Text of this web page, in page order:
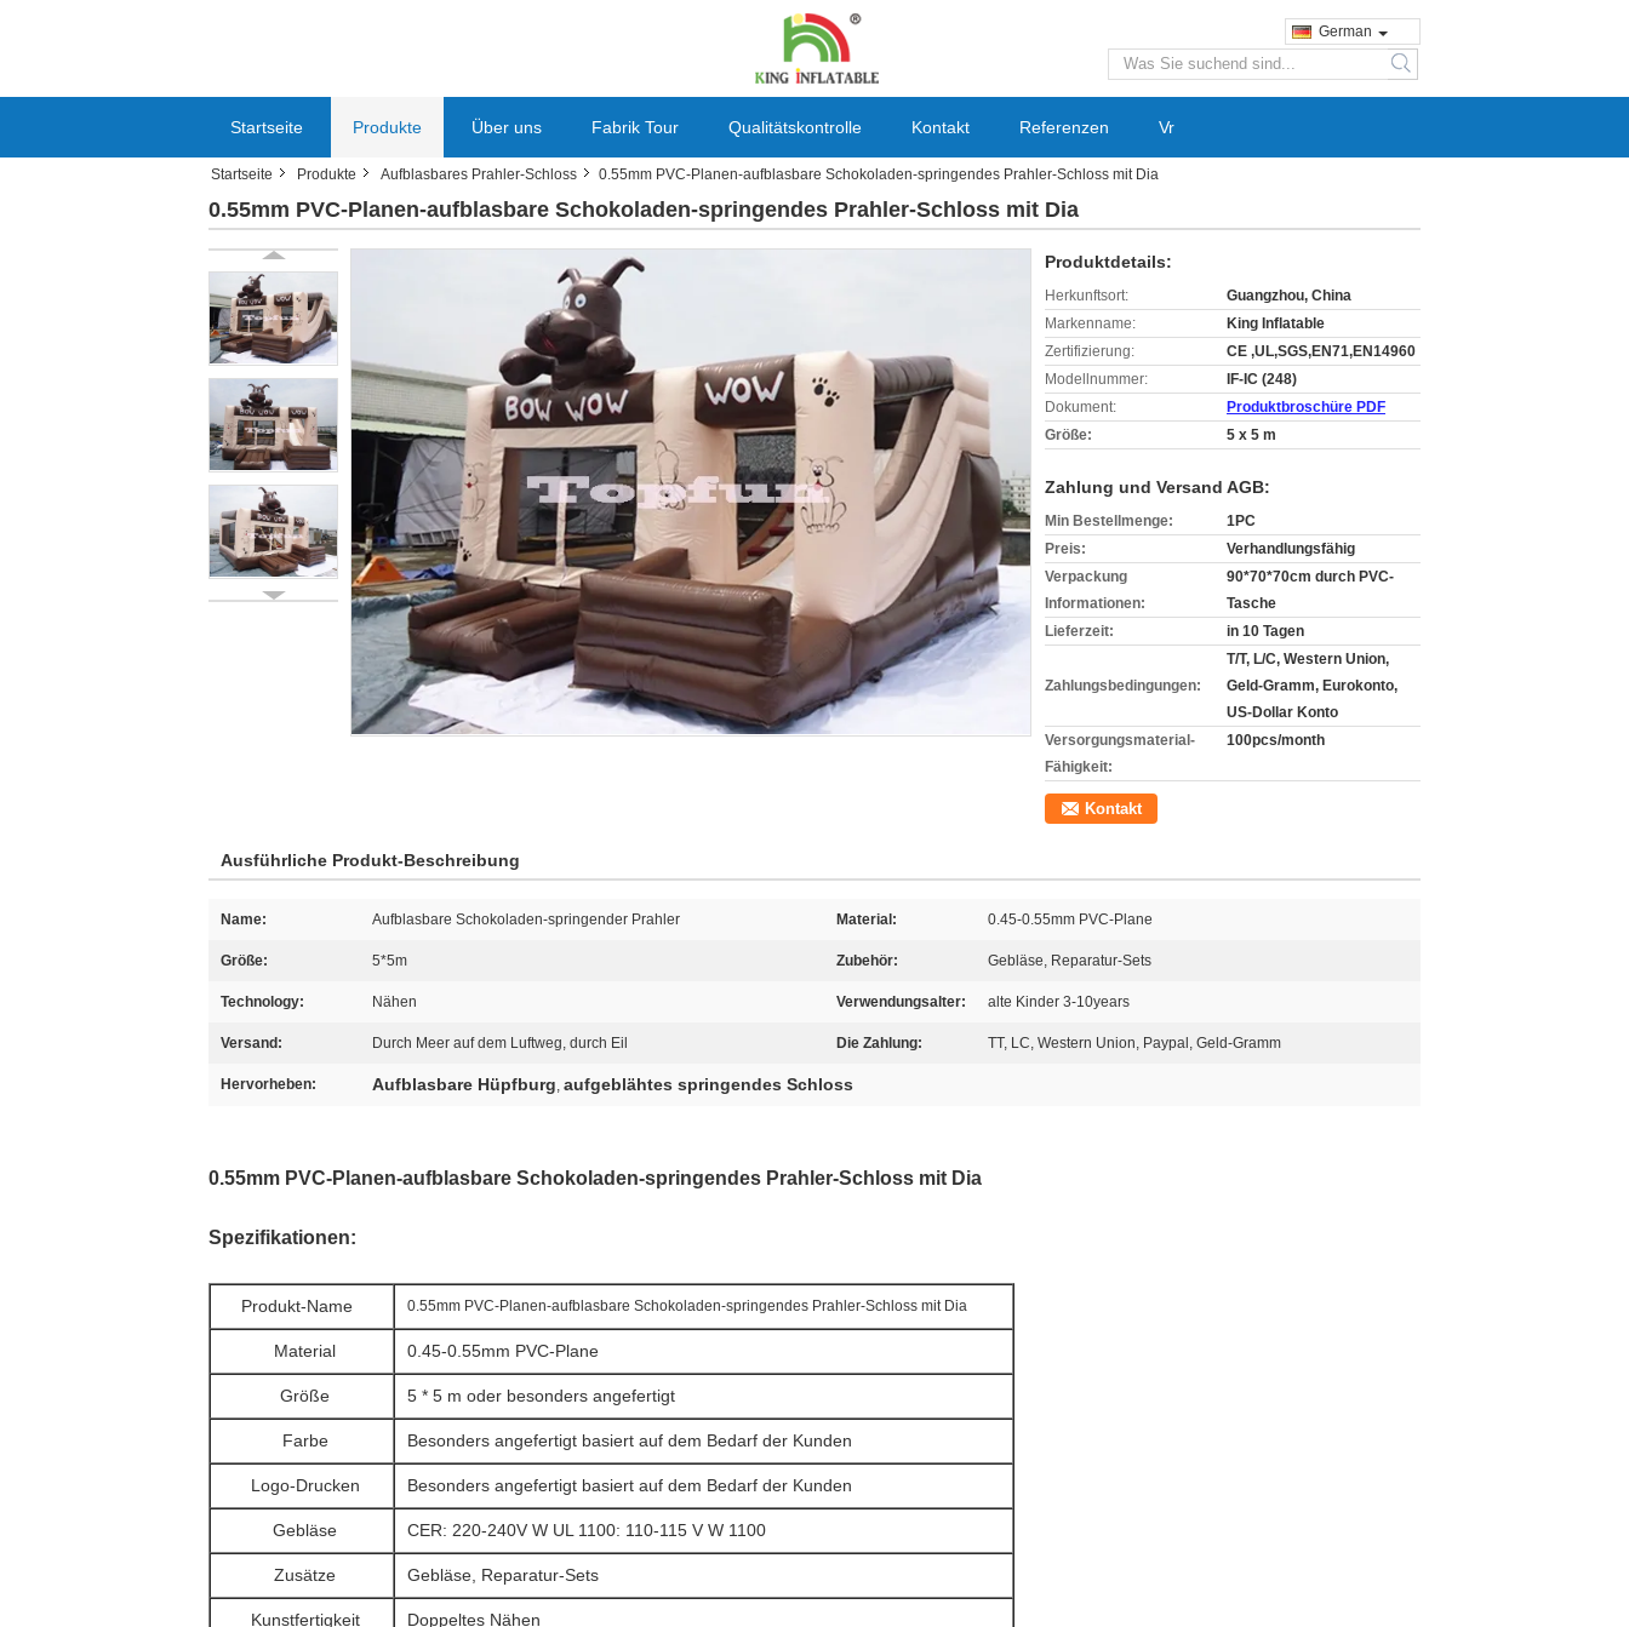
German
search
Startseite Produkte Über uns Fabrik Tour Qualitätskontrolle Kontakt Referenzen Vr
Startseite Produkte Aufblasbares Prahler-Schloss 0.55mm PVC-Planen-aufblasbare Schokoladen-springendes Prahler-Schloss mit Dia
0.55mm PVC-Planen-aufblasbare Schokoladen-springendes Prahler-Schloss mit Dia
Produktdetails:
Herkunftsort:
Guangzhou, China
Markenname:
King Inflatable
Zertifizierung:
CE ,UL,SGS,EN71,EN14960
Modellnummer:
IF-IC (248)
Dokument:
Produktbroschüre PDF
Größe:
5 x 5 m
Zahlung und Versand AGB:
Min Bestellmenge:
1PC
Preis:
Verhandlungsfähig
Verpackung
Informationen:
90*70*70cm durch PVC-
Tasche
Lieferzeit:
in 10 Tagen
Zahlungsbedingungen:
T/T, L/C, Western Union,
Geld-Gramm, Eurokonto,
US-Dollar Konto
Versorgungsmaterial-
Fähigkeit:
100pcs/month
Kontakt
Ausführliche Produkt-Beschreibung
Name: Aufblasbare Schokoladen-springender Prahler Material: 0.45-0.55mm PVC-Plane
Größe: 5*5m Zubehör: Gebläse, Reparatur-Sets
Technology: Nähen Verwendungsalter: alte Kinder 3-10years
Versand: Durch Meer auf dem Luftweg, durch Eil Die Zahlung: TT, LC, Western Union, Paypal, Geld-Gramm
Hervorheben: Aufblasbare Hüpfburg, aufgeblähtes springendes Schloss
0.55mm PVC-Planen-aufblasbare Schokoladen-springendes Prahler-Schloss mit Dia
Spezifikationen:
Produkt-Name 0.55mm PVC-Planen-aufblasbare Schokoladen-springendes Prahler-Schloss mit Dia
Material 0.45-0.55mm PVC-Plane
Größe 5 * 5 m oder besonders angefertigt
Farbe Besonders angefertigt basiert auf dem Bedarf der Kunden
Logo-Drucken Besonders angefertigt basiert auf dem Bedarf der Kunden
Gebläse CER: 220-240V W UL 1100: 110-115 V W 1100
Zusätze Gebläse, Reparatur-Sets
Kunstfertigkeit Doppeltes Nähen